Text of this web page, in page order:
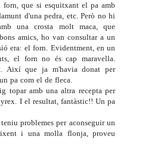
forn, que si esquitxant el pa amb
d'una pedra, etc. Però no hi
una crosta molt maca, que
amics, ho van consultar a un
era: el forn. Evidentment, en un
el forn no és cap maravella.
Així que ja m'havia donat per
pa com el de fleca.
topar amb una altra recepta per
. I el resultat, fantàstic!! Un pa
problemes per aconseguir un
i una molla flonja, proveu